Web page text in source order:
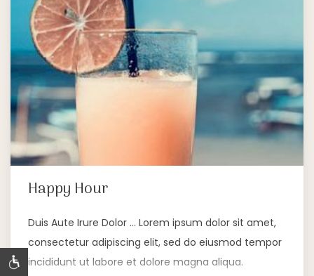
Happy Hour
Duis Aute Irure Dolor … Lorem ipsum dolor sit amet,
consectetur adipiscing elit, sed do eiusmod tempor
incididunt ut labore et dolore magna aliqua.